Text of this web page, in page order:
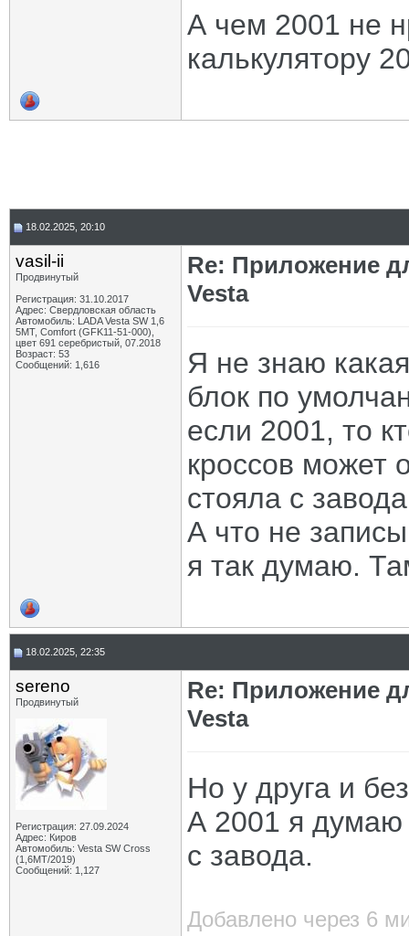
А чем 2001 не
калькулятору
18.02.2025, 20:10
vasil-ii
Продвинутый
Регистрация: 31.10.2017
Адрес: Свердловская область
Автомобиль: LADA Vesta SW 1,6
5МТ, Comfort (GFK11-51-000),
цвет 691 серебристый, 07.2018
Возраст: 53
Сообщений: 1,616
Re: Приложение
Vesta
Я не знаю
блок по
если 2001, то
кроссов может
стояла с
А что не
я так думаю.
18.02.2025, 22:35
sereno
Продвинутый
Регистрация: 27.09.2024
Адрес: Киров
Автомобиль: Vesta SW Cross
(1,6МТ/2019)
Сообщений: 1,127
Re: Приложение
Vesta
Но у друга и
А 2001 я думаю
с завода.
Добавлено через 6